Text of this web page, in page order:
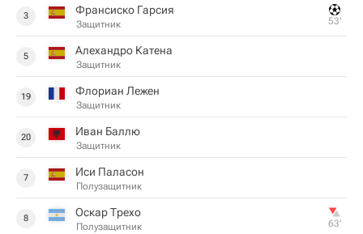
3 Франсиско Гарсия
Защитник 53‎’‎
5 Алехандро Катена
Защитник
19 Флориан Лежен
Защитник
20 Иван Баллю
Защитник
7 Иси Паласон
Полузащитник
8 Оскар Трехо
Полузащитник 63‎’‎